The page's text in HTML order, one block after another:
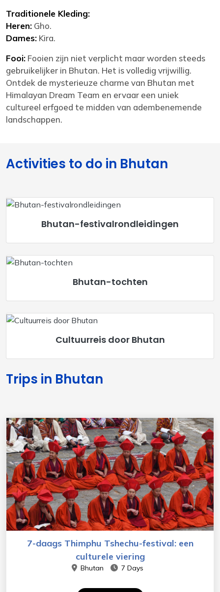
Traditionele Kleding:
Heren: Gho.
Dames: Kira.
Fooi: Fooien zijn niet verplicht maar worden steeds
gebruikelijker in Bhutan. Het is volledig vrijwillig.
Ontdek de mysterieuze charme van Bhutan met
Himalayan Dream Team en ervaar een uniek
cultureel erfgoed te midden van adembenemende
landschappen.
Activities to do in Bhutan
Bhutan-festivalrondleidingen
Bhutan-tochten
Cultuurreis door Bhutan
Trips in Bhutan
7-daags Thimphu Tshechu-festival: een
culturele viering
Bhutan 7 Days